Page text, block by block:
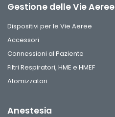
Gestione delle Vie Aeree
Dispositivi per le Vie Aeree
Accessori
Connessioni al Paziente
Filtri Respiratori, HME e HMEF
Atomizzatori
Anestesia